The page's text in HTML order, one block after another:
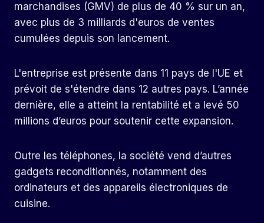
marchandises (GMV) de plus de 40 % sur un an,
avec plus de 3 milliards d'euros de ventes
cumulées depuis son lancement.
L'entreprise est présente dans 11 pays de l'UE et
prévoit de s'étendre dans 12 autres pays. L’année
dernière, elle a atteint la rentabilité et a levé 50
millions d’euros pour soutenir cette expansion.
Outre les téléphones, la société vend d’autres
gadgets reconditionnés, notamment des
ordinateurs et des appareils électroniques de
cuisine.